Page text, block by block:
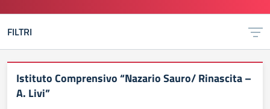
FILTRI
Istituto Comprensivo “Nazario Sauro/ Rinascita –
A. Livi”